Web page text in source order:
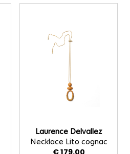
Laurence Delvallez
Necklace Lito cognac
€ 179,00